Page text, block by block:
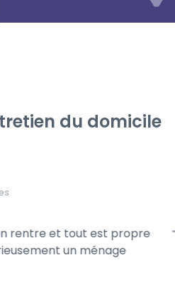
du domicile
rentre et tout est propre
un ménage